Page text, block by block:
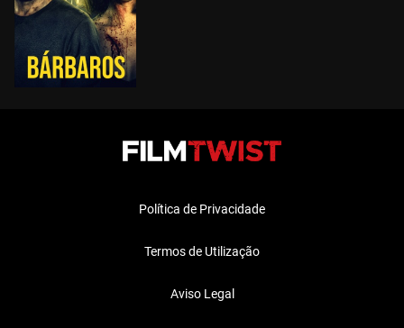
Política de Privacidade
Termos de Utilização
Aviso Legal